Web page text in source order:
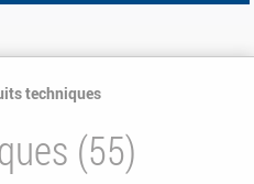
techniques
(55)